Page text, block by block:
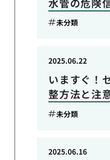
未分類
いますぐ！
整方法と注
2025.06.22
未分類
2025.06.16